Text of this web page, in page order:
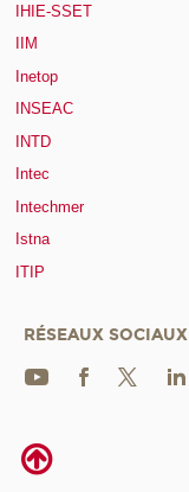
IHIE-SSET
IIM
Inetop
INSEAC
INTD
Intec
Intechmer
Istna
ITIP
RÉSEAUX SOCIAUX